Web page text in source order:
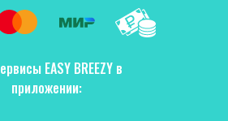
EASY BREEZY в
приложении: